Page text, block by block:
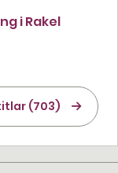
i Rakel
(703)